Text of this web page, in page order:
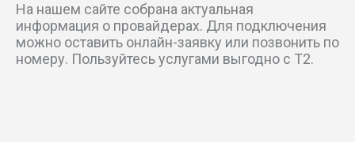
пер Бытовой 1-й
пер Вагнера 1-й
На нашем сайте собрана актуальная
информация о провайдерах. Для подключения
можно оставить онлайн-заявку или позвонить по
номеру. Пользуйтесь услугами выгодно с T2.